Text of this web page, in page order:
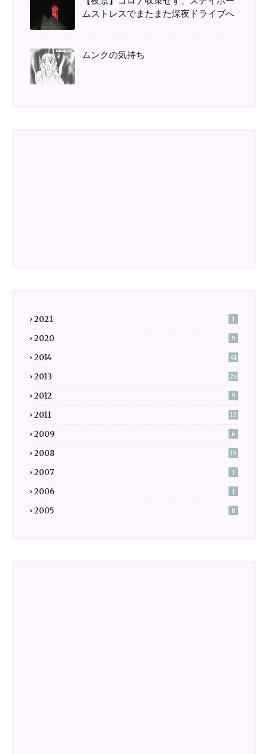
ムストレスでまたまた深夜ドライブへ
ムンクの気持ち
2021 1
2020 9
2014 41
2013 20
2012 9
2011 13
2009 6
2008 19
2007 3
2006 1
2005 8